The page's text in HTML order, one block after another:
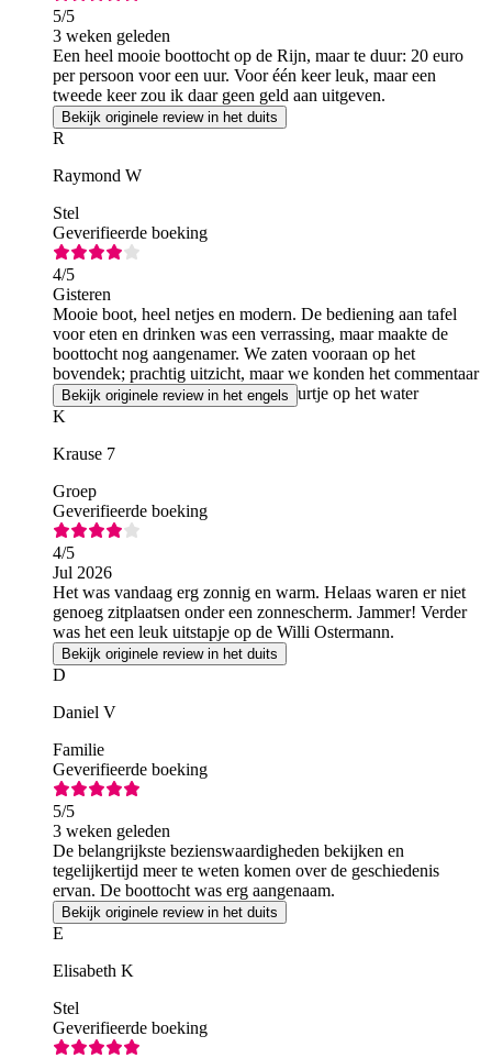
5/5
3 weken geleden
Een heel mooie boottocht op de Rijn, maar te duur: 20 euro
per persoon voor een uur. Voor één keer leuk, maar een
tweede keer zou ik daar geen geld aan uitgeven.
Bekijk originele review in het duits
R
Raymond W
Stel
Geverifieerde boeking
4/5
Gisteren
Mooie boot, heel netjes en modern. De bediening aan tafel
voor eten en drinken was een verrassing, maar maakte de
boottocht nog aangenamer. We zaten vooraan op het
bovendek; prachtig uitzicht, maar we konden het commentaar
niet horen. Het was een geweldig uurtje op het water
Bekijk originele review in het engels
K
Krause 7
Groep
Geverifieerde boeking
4/5
Jul 2026
Het was vandaag erg zonnig en warm. Helaas waren er niet
genoeg zitplaatsen onder een zonnescherm. Jammer! Verder
was het een leuk uitstapje op de Willi Ostermann.
Bekijk originele review in het duits
D
Daniel V
Familie
Geverifieerde boeking
5/5
3 weken geleden
De belangrijkste bezienswaardigheden bekijken en
tegelijkertijd meer te weten komen over de geschiedenis
ervan. De boottocht was erg aangenaam.
Bekijk originele review in het duits
E
Elisabeth K
Stel
Geverifieerde boeking